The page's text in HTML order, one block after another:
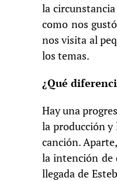
la
como nos
nos visita al
los temas.
¿Qué
Hay una
la producción y
canción.
la intención de
llegada de